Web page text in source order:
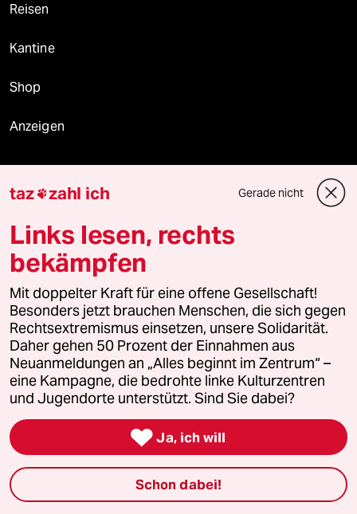
Reisen
Kantine
Shop
Anzeigen
Fragen & Hilfe
Feedback
Aboservice
ePaper Login
Downloads für Abonnierende
© 2026 taz Verlags und Vertriebs GmbH
Alle Rechte vorbehalten. Bei rechtlichen Fragen oder für Genehmigungen
taz zahl ich Gerade nicht
Links lesen, rechts
bekämpfen
Mit doppelter Kraft für eine offene Gesellschaft!
Besonders jetzt brauchen Menschen, die sich gegen
Rechtsextremismus einsetzen, unsere Solidarität.
Daher gehen 50 Prozent der Einnahmen aus
Neuanmeldungen an „Alles beginnt im Zentrum“ –
eine Kampagne, die bedrohte linke Kulturzentren
und Jugendorte unterstützt. Sind Sie dabei?
 Ja, ich will
Schon dabei!